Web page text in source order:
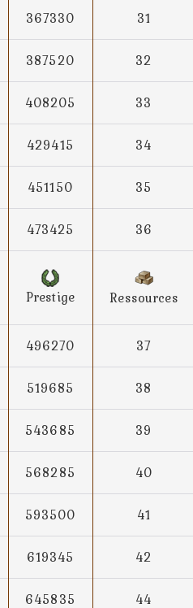
367330 31
387520 32
408205 33
429415 34
451150 35
473425 36
Prestige Ressources
496270 37
519685 38
543685 39
568285 40
593500 41
619345 42
645835 44